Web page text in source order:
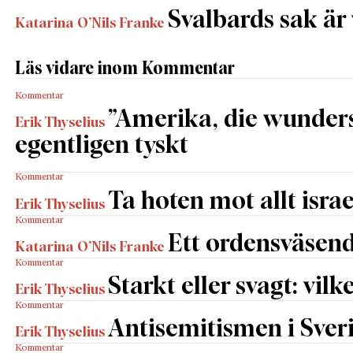
Katarina O’Nils Franke Svalbards sak är
Läs vidare inom Kommentar
Kommentar
Erik Thyselius ”Amerika, die
egentligen tyskt
Kommentar
Erik Thyselius Ta hoten mot allt
Kommentar
Katarina O’Nils Franke Ett
Kommentar
Erik Thyselius Starkt eller svagt:
Kommentar
Erik Thyselius Antisemitismen i
Kommentar